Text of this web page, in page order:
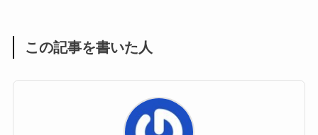
この記事を書いた人